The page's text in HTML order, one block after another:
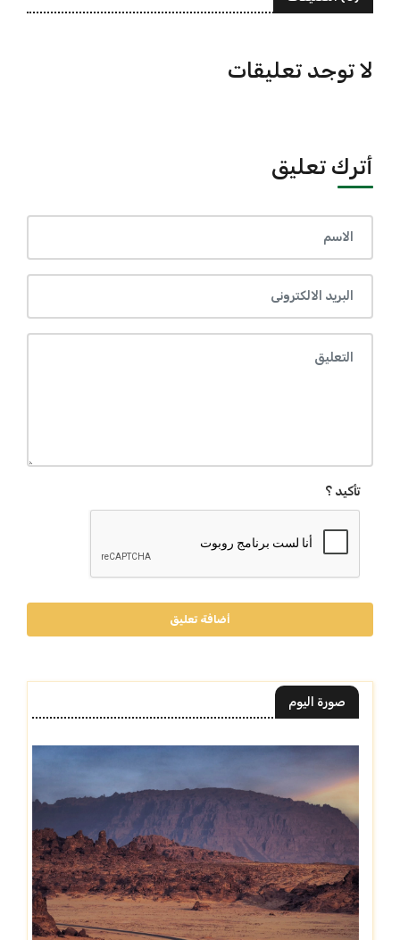
لا توجد تعليقات
أترك تعليق
تأكيد ؟
أضافة تعليق
صورة اليوم